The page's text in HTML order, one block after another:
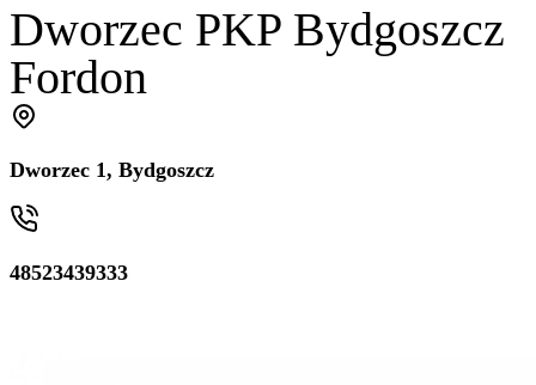
Dworzec PKP Bydgoszcz
Fordon
Dworzec 1, Bydgoszcz
48523439333